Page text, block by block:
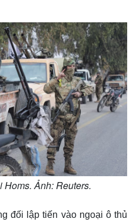
T
i
m
e
Ảnh: Reuters.
đối lập tiến vào ngoại ô thủ